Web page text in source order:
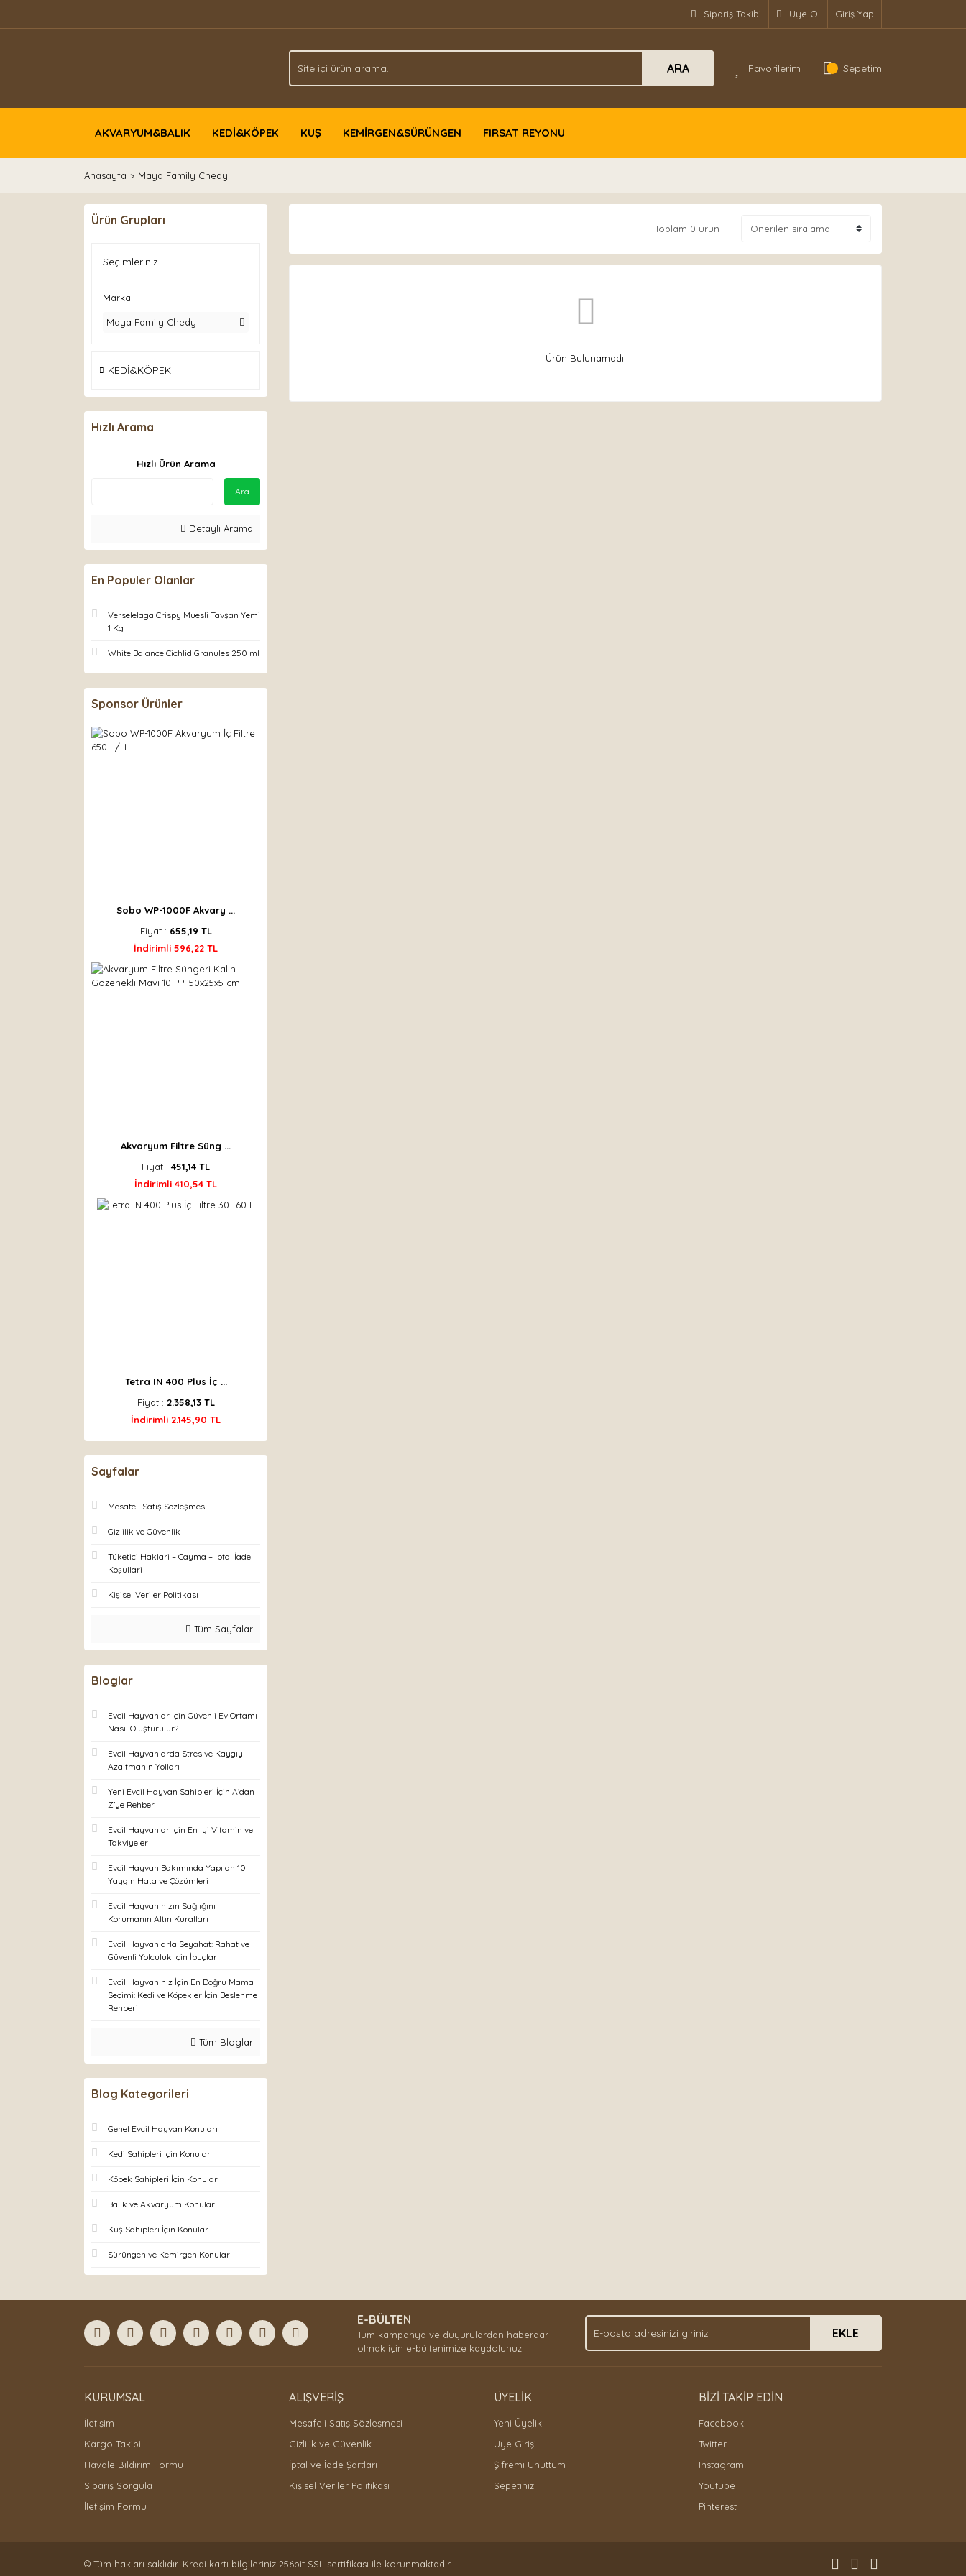
Sipariş Takibi Üye Ol Giriş Yap
ARA Favorilerim Sepetim
AKVARYUM&BALIK KEDİ&KÖPEK KUŞ KEMİRGEN&SÜRÜNGEN FIRSAT REYONU
Anasayfa Maya Family Chedy
Ürün Grupları
Seçimleriniz
Marka
Maya Family Chedy
KEDİ&KÖPEK
Hızlı Arama
Hızlı Ürün Arama
Ara
Detaylı Arama
En Populer Olanlar
Verselelaga Crispy Muesli Tavşan Yemi
1 Kg
White Balance Cichlid Granules 250 ml
Sponsor Ürünler
Sobo WP-1000F Akvary ...
Fiyat : 655,19 TL
İndirimli 596,22 TL
Akvaryum Filtre Süng ...
Fiyat : 451,14 TL
İndirimli 410,54 TL
Tetra IN 400 Plus İç ...
Fiyat : 2.358,13 TL
İndirimli 2.145,90 TL
Sayfalar
Mesafeli Satış Sözleşmesi
Gizlilik ve Güvenlik
Tüketici Haklari – Cayma – İptal İade
Koşullari
Kişisel Veriler Politikası
Tüm Sayfalar
Bloglar
Evcil Hayvanlar İçin Güvenli Ev Ortamı
Nasıl Oluşturulur?
Evcil Hayvanlarda Stres ve Kaygıyı
Azaltmanın Yolları
Yeni Evcil Hayvan Sahipleri İçin A’dan
Z’ye Rehber
Evcil Hayvanlar İçin En İyi Vitamin ve
Takviyeler
Evcil Hayvan Bakımında Yapılan 10
Yaygın Hata ve Çözümleri
Evcil Hayvanınızın Sağlığını
Korumanın Altın Kuralları
Evcil Hayvanlarla Seyahat: Rahat ve
Güvenli Yolculuk İçin İpuçları
Evcil Hayvanınız İçin En Doğru Mama
Seçimi: Kedi ve Köpekler İçin Beslenme
Rehberi
Tüm Bloglar
Blog Kategorileri
Genel Evcil Hayvan Konuları
Kedi Sahipleri İçin Konular
Köpek Sahipleri İçin Konular
Balık ve Akvaryum Konuları
Kuş Sahipleri İçin Konular
Sürüngen ve Kemirgen Konuları
Toplam 0 ürün
Ürün Bulunamadı.
E-BÜLTEN
Tüm kampanya ve duyurulardan haberdar
olmak için e-bültenimize kaydolunuz.
EKLE
KURUMSAL
İletişim
Kargo Takibi
Havale Bildirim Formu
Sipariş Sorgula
İletişim Formu
ALIŞVERİŞ
Mesafeli Satış Sözleşmesi
Gizlilik ve Güvenlik
İptal ve İade Şartları
Kişisel Veriler Politikası
ÜYELİK
Yeni Üyelik
Üye Girişi
Şifremi Unuttum
Sepetiniz
BİZİ TAKİP EDİN
Facebook
Twitter
Instagram
Youtube
Pinterest
© Tüm hakları saklıdır. Kredi kartı bilgileriniz 256bit SSL sertifikası ile korunmaktadır.